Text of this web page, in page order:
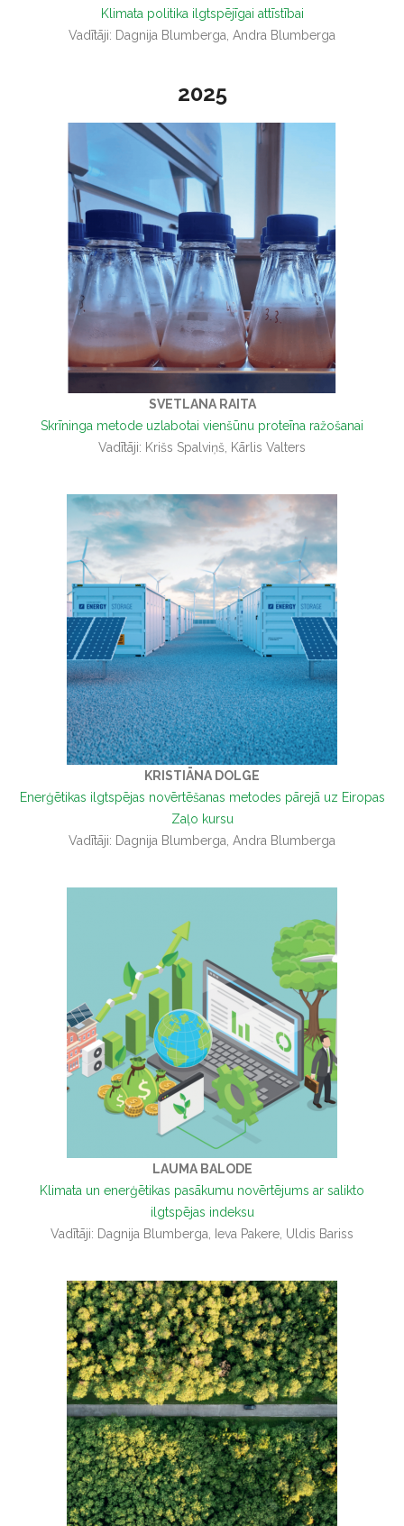
Klimata politika ilgtspējīgai attīstībai
Vadītāji: Dagnija Blumberga, Andra Blumberga
2025
SVETLANA RAITA
Skrīninga metode uzlabotai vienšūnu proteīna ražošanai
Vadītāji: Krišs Spalviņš, Kārlis Valters
KRISTIĀNA DOLGE
Enerģētikas ilgtspējas novērtēšanas metodes pārejā uz Eiropas
Zaļo kursu
Vadītāji: Dagnija Blumberga, Andra Blumberga
LAUMA BALODE
Klimata un enerģētikas pasākumu novērtējums ar salikto
ilgtspējas indeksu
Vadītāji: Dagnija Blumberga, Ieva Pakere, Uldis Bariss